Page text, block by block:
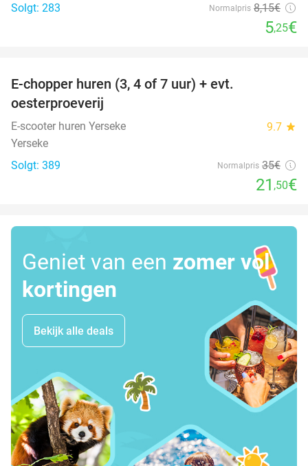
Solgt: 283
Normalpris 8,15€
5,25€
E-chopper huren (3, 4 of 7 uur) + evt.
oesterproeverij
E-scooter huren Yerseke 9.7 star
Yerseke
Solgt: 389
Normalpris 35€
21 ,50€
Geniet van een zomer vol
kortingen
Bekijk alle deals